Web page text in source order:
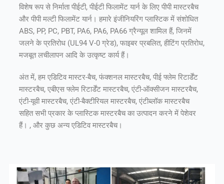
विशेष रूप से निर्माता पीईटी, पीईटी फिलामेंट यार्न के लिए पीपी मास्टरबैच
और पीपी मल्टी फिलामेंट यार्न। हमारे इंजीनियरिंग प्लास्टिक में संशोधित
ABS, PP, PC, PBT, PA6, PA6, PA66 ग्रैन्यूल शामिल हैं, जिनमें
जलने के प्रतिरोध (UL94 V-0 ग्रेड), फाइबर प्रबलित, हीटिंग प्रतिरोध,
मजबूत लचीलापन आदि के उत्कृष्ट कार्य हैं।
अंत में, हम एडिटिव मास्टर-बैच, फंक्शनल मास्टरबैच, पीई फ्लेम रिटार्डेंट
मास्टरबैच, एबीएस फ्लेम रिटार्डेंट मास्टरबैच, एंटी-ऑक्सीजन मास्टरबैच,
एंटी-यूवी मास्टरबैच, एंटी-बैक्टीरियल मास्टरबैच, एंटीब्लॉक मास्टरबैच
सहित सभी प्रकार के प्लास्टिक मास्टरबैच का उत्पादन करने में पेशेवर
हैं। , और कुछ अन्य एडिटिव मास्टरबैच।